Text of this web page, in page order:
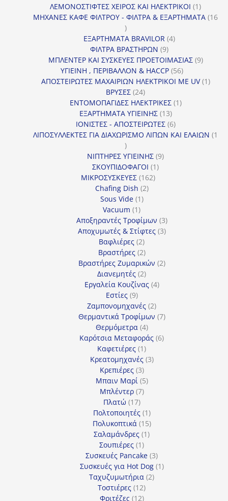
προϊόν
ΛΕΜΟΝΟΣΤΙΦΤΕΣ ΧΕΙΡΟΣ ΚΑΙ ΗΛΕΚΤΡΙΚΟΙ 11
προϊόν
ΜΗΧΑΝΕΣ ΚΑΦΕ ΦΙΛΤΡΟΥ - ΦΙΛΤΡΑ & ΕΞΑΡΤΗΜΑΤΑ 16
16
προϊόντα
ΕΞΑΡΤΗΜΑΤΑ BRAVILOR 44
ΦΙΛΤΡΑ ΒΡΑΣΤΗΡΩΝ 99
προϊόντα
ΜΠΛΕΝΤΕΡ ΚΑΙ ΣΥΣΚΕΥΕΣ ΠΡΟΕΤΟΙΜΑΣΙΑΣ 99
ΥΓΙΕΙΝΗ , ΠΕΡΙΒΑΛΛΟΝ & HACCP 5656
προϊόντα
ΑΠΟΣΤΕΙΡΩΤΕΣ ΜΑΧΑΙΡΙΩΝ ΗΛΕΚΤΡΙΚΟΙ ΜΕ UV 11
ΒΡΥΣΕΣ 2424
προϊόντα
ΕΝΤΟΜΟΠΑΓΙΔΕΣ ΗΛΕΚΤΡΙΚΕΣ 11
ΕΞΑΡΤΗΜΑΤΑ ΥΓΙΕΙΝΗΣ 1313
προϊόντα
ΙΟΝΙΣΤΕΣ - ΑΠΟΣΤΕΙΡΩΤΕΣ 66
προϊόντα
ΛΙΠΟΣΥΛΛΕΚΤΕΣ ΓΙΑ ΔΙΑΧΩΡΙΣΜΟ ΛΙΠΩΝ ΚΑΙ ΕΛΑΙΩΝ 1
1
προϊόν
ΝΙΠΤΗΡΕΣ ΥΓΙΕΙΝΗΣ 99
ΣΚΟΥΠΙΔΟΦΑΓΟΙ 11
ΜΙΚΡΟΣΥΣΚΕΥΕΣ 162162
Chafing Dish 22
Sous Vide 11
Vacuum 11
προϊόν
Αποξηραντές Τροφίμων 33
προϊόντα
Αποχυμωτές & Στίφτες 33
Βαφλιέρες 22
προϊόντα
Βραστήρες 22
προϊόντα
Βραστήρες Ζυμαρικών 22
Διανεμητές 22
προϊόντα
Εργαλεία Κουζίνας 44
Εστίες 99
προϊόντα
Ζαμπονομηχανές 22
προϊόντα
Θερμαντικά Τροφίμων 77
Θερμόμετρα 44
προϊόντα
Καρότσια Μεταφοράς 66
Καφετιέρες 11
προϊόν
Κρεατομηχανές 33
Κρεπιέρες 33
προϊόντα
Μπαιν Μαρί 55
Μπλέντερ 77
Πλατώ 1717
προϊόντα
Πολτοποιητές 11
προϊόν
Πολυκοπτικά 1515
προϊόντα
Σαλαμάνδρες 11
Σουπιέρες 11
προϊόν
Συσκευές Pancake 33
προϊόντα
Συσκευές για Hot Dog 11
Ταχυζυμωτήρια 22
Τοστιέρες 1212
προϊόντα
Φριτέζες 1212